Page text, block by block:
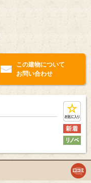
この建物について
お問い合わせ